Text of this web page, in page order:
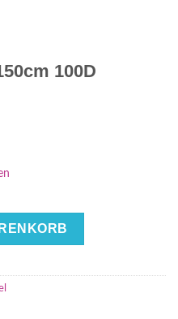
100D
Polyester Menge